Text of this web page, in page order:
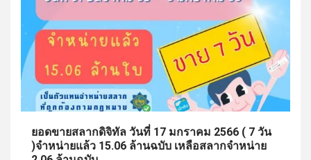
ยอดขายสลากดิจิทัล วันที่ 17 มกราคม 2566 ( 7 วัน
)จำหน่ายแล้ว 15.06 ล้านฉบับ เหลือสลากจำหน่าย